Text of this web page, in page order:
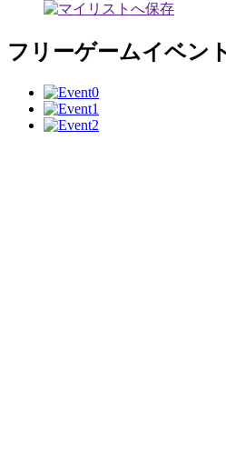
フリーゲームイベン